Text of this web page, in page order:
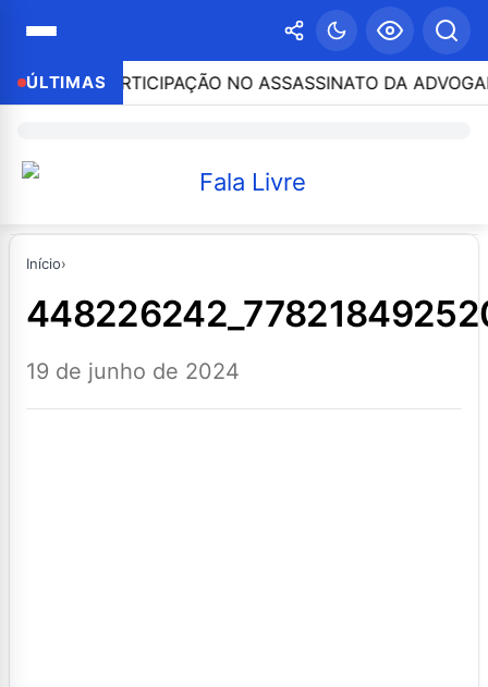
ÚLTIMAS
PARTICIPAÇÃO NO ASSASSINATO DA ADVOGADA
Início›
19 de junho de 2024